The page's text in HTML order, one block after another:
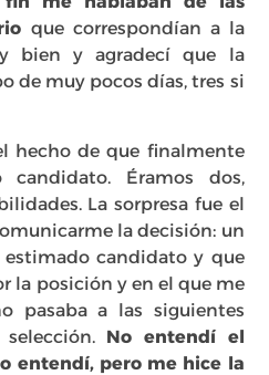
que correspondían a la
bien y agradecí que la
de muy pocos días, tres si
hecho de que finalmente
candidato. Éramos dos,
La sorpresa fue el
la decisión: un
candidato y que
la posición y en el que me
pasaba a las siguientes
No entendí el
entendí, pero me hice la